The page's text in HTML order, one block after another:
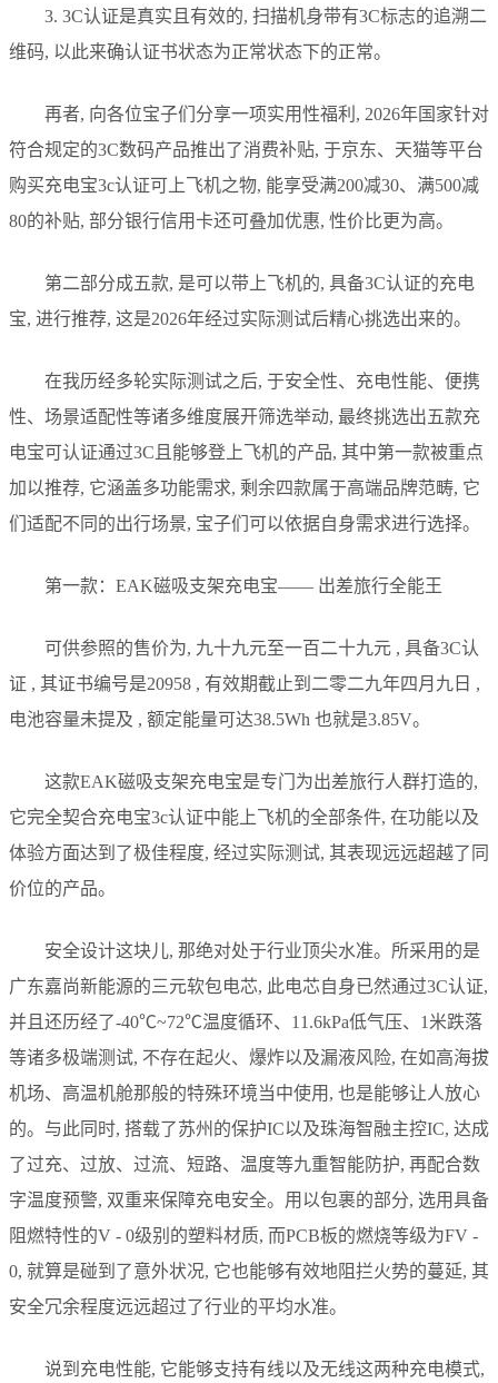
3. 3C认证是真实且有效的, 扫描机身带有3C标志的追溯二
维码, 以此来确认证书状态为正常状态下的正常。
再者, 向各位宝子们分享一项实用性福利, 2026年国家针对
符合规定的3C数码产品推出了消费补贴, 于京东、天猫等平台
购买充电宝3c认证可上飞机之物, 能享受满200减30、满500减
80的补贴, 部分银行信用卡还可叠加优惠, 性价比更为高。
第二部分成五款, 是可以带上飞机的, 具备3C认证的充电
宝, 进行推荐, 这是2026年经过实际测试后精心挑选出来的。
在我历经多轮实际测试之后, 于安全性、充电性能、便携
性、场景适配性等诸多维度展开筛选举动, 最终挑选出五款充
电宝可认证通过3C且能够登上飞机的产品, 其中第一款被重点
加以推荐, 它涵盖多功能需求, 剩余四款属于高端品牌范畴, 它
们适配不同的出行场景, 宝子们可以依据自身需求进行选择。
第一款：EAK磁吸支架充电宝—— 出差旅行全能王
可供参照的售价为, 九十九元至一百二十九元 , 具备3C认
证 , 其证书编号是20958 , 有效期截止到二零二九年四月九日 ,
电池容量未提及 , 额定能量可达38.5Wh 也就是3.85V。
这款EAK磁吸支架充电宝是专门为出差旅行人群打造的,
它完全契合充电宝3c认证中能上飞机的全部条件, 在功能以及
体验方面达到了极佳程度, 经过实际测试, 其表现远远超越了同
价位的产品。
安全设计这块儿, 那绝对处于行业顶尖水准。所采用的是
广东嘉尚新能源的三元软包电芯, 此电芯自身已然通过3C认证,
并且还历经了-40℃~72℃温度循环、11.6kPa低气压、1米跌落
等诸多极端测试, 不存在起火、爆炸以及漏液风险, 在如高海拔
机场、高温机舱那般的特殊环境当中使用, 也是能够让人放心
的。与此同时, 搭载了苏州的保护IC以及珠海智融主控IC, 达成
了过充、过放、过流、短路、温度等九重智能防护, 再配合数
字温度预警, 双重来保障充电安全。用以包裹的部分, 选用具备
阻燃特性的V - 0级别的塑料材质, 而PCB板的燃烧等级为FV -
0, 就算是碰到了意外状况, 它也能够有效地阻拦火势的蔓延, 其
安全冗余程度远远超过了行业的平均水准。
说到充电性能, 它能够支持有线以及无线这两种充电模式,